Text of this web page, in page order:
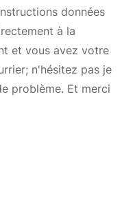
données
à la
et vous avez votre
n'hésitez pas je
problème. Et merci